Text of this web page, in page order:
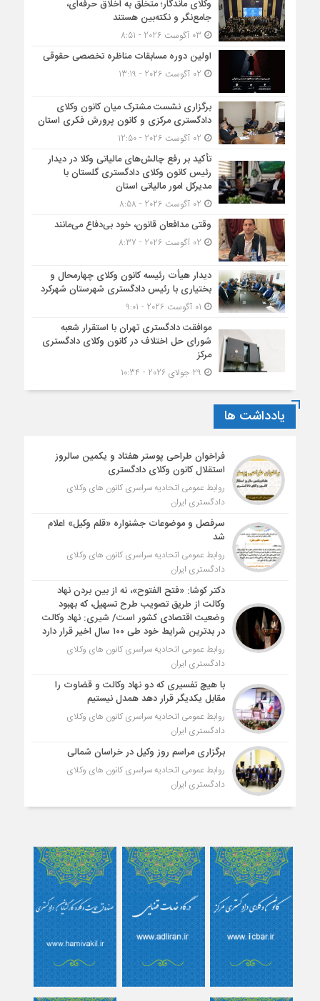
وکلای ماندگار؛ متخلق به اخلاق حرفه‌ای،
جامع‌نگر و نکته‌بین هستند
اولین دوره مسابقات مناظره تخصصی حقوقی
برگزاری نشست مشترک میان کانون وکلای
دادگستری مرکزی و کانون پرورش فکری استان
تأکید بر رفع چالش‌های مالیاتی وکلا در دیدار
رئیس کانون وکلای دادگستری گلستان با
مدیرکل امور مالیاتی استان
وقتی مدافعان قانون، خود بی‌دفاع می‌مانند
دیدار هیأت رئیسه کانون وکلای چهارمحال و
بختیاری با رئیس دادگستری شهرستان شهرکرد
موافقت دادگستری تهران با استقرار شعبه
شورای حل اختلاف در کانون وکلای دادگستری
مرکز
یادداشت ها
فراخوان طراحی پوستر هفتاد و یکمین سالروز
استقلال کانون وکلای دادگستری
روابط عمومی اتحادیه سراسری کانون های وکلای
دادگستری ایران
سرفصل و موضوعات جشنواره «قلم وکیل» اعلام
شد
روابط عمومی اتحادیه سراسری کانون های وکلای
دادگستری ایران
دکتر کوشا: «فتح الفتوح»، نه از بین بردن نهاد
وکالت از طریق تصویب طرح تسهیل، که بهبود
وضعیت اقتصادی کشور است/ شیری: نهاد وکالت
در بدترین شرایط خود طی ۱۰۰ سال اخیر قرار دارد
روابط عمومی اتحادیه سراسری کانون های وکلای
دادگستری ایران
با هیچ تفسیری که دو نهاد وکالت و قضاوت را
مقابل یکدیگر قرار دهد همدل نیستیم
روابط عمومی اتحادیه سراسری کانون های وکلای
دادگستری ایران
برگزاری مراسم روز وکیل در خراسان شمالی
روابط عمومی اتحادیه سراسری کانون های وکلای
دادگستری ایران